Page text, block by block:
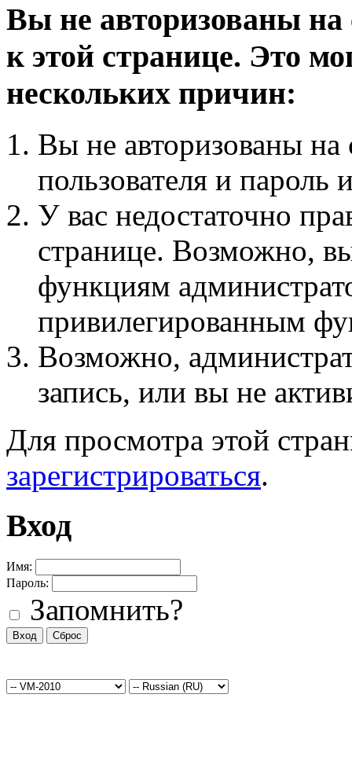
Вы не авторизованы на
к этой странице. Это
нескольких причин:
Вы не авторизованы на
пользователя и пароль
У вас недостаточно
странице. Возможно,
функциям
привилегированным
Возможно,
запись, или вы не
Для просмотра этой
зарегистрироваться.
Вход
Имя:
Пароль:
Запомнить?